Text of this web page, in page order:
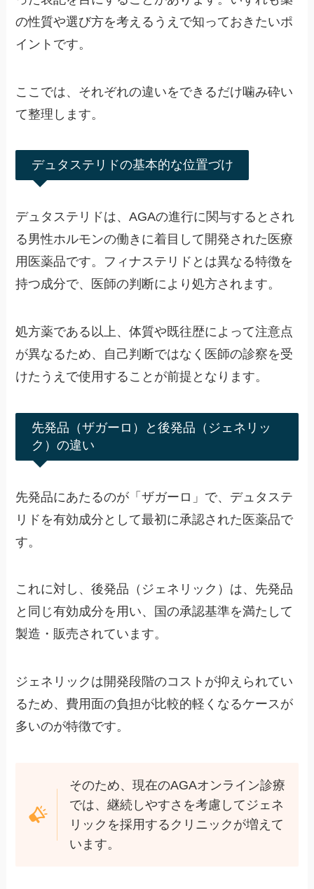
の性質や選び方を考えるうえで知っておきたいポ
イントです。
ここでは、それぞれの違いをできるだけ噛み砕い
て整理します。
デュタステリドの基本的な位置づけ
デュタステリドは、AGAの進行に関与するとされ
る男性ホルモンの働きに着目して開発された医療
用医薬品です。フィナステリドとは異なる特徴を
持つ成分で、医師の判断により処方されます。
処方薬である以上、体質や既往歴によって注意点
が異なるため、自己判断ではなく医師の診察を受
けたうえで使用することが前提となります。
先発品（ザガーロ）と後発品（ジェネリッ
ク）の違い
先発品にあたるのが「ザガーロ」で、デュタステ
リドを有効成分として最初に承認された医薬品で
す。
これに対し、後発品（ジェネリック）は、先発品
と同じ有効成分を用い、国の承認基準を満たして
製造・販売されています。
ジェネリックは開発段階のコストが抑えられてい
るため、費用面の負担が比較的軽くなるケースが
多いのが特徴です。
そのため、現在のAGAオンライン診療
では、継続しやすさを考慮してジェネ
リックを採用するクリニックが増えて
います。